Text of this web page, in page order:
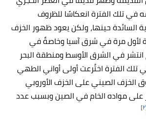
في تلك الفترة انعكاسًا للظروف
السائدة حينها، ولكن يعود ظهور الخزف
لأول مرة في شرق آسيا وخاصةً في
انتشر في الشرق الأوسط ومنطقة البحر
تلك الفترة اختُرعت أولى أواني الطهي
الخزف الصيني على الخزف الأوروبي
مواده الخام في الصين وبسبب عدد